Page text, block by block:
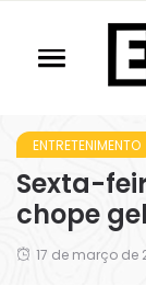
ENTRETENIMENTO
Sexta-
chope
17 de março de